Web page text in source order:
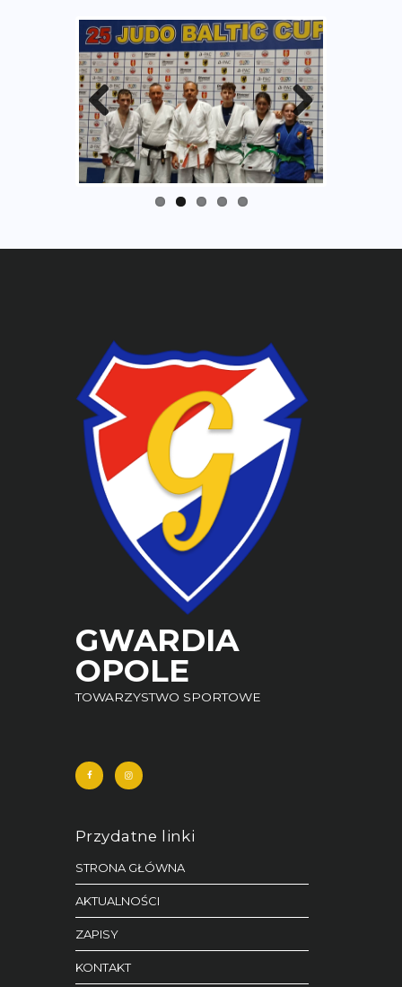
Previ
ous
Next
GWARDIA
OPOLE
TOWARZYSTWO SPORTOWE
Przydatne linki
STRONA GŁÓWNA
AKTUALNOŚCI
ZAPISY
KONTAKT